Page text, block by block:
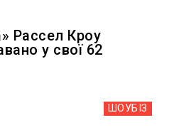
Рассел Кроу
у свої 62
ШОУБIЗ